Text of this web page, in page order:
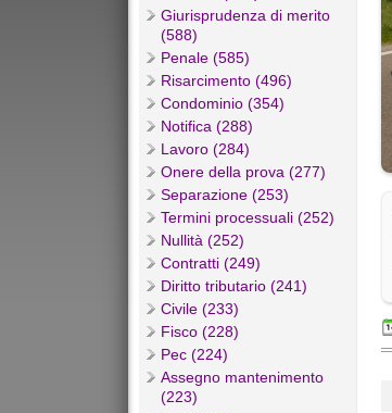
Giurisprudenza di merito
(588)
Penale (585)
Risarcimento (496)
Condominio (354)
Notifica (288)
Lavoro (284)
Onere della prova (277)
Separazione (253)
Termini processuali (252)
Nullità (252)
Contratti (249)
Diritto tributario (241)
Civile (233)
Fisco (228)
Pec (224)
Assegno mantenimento
(223)